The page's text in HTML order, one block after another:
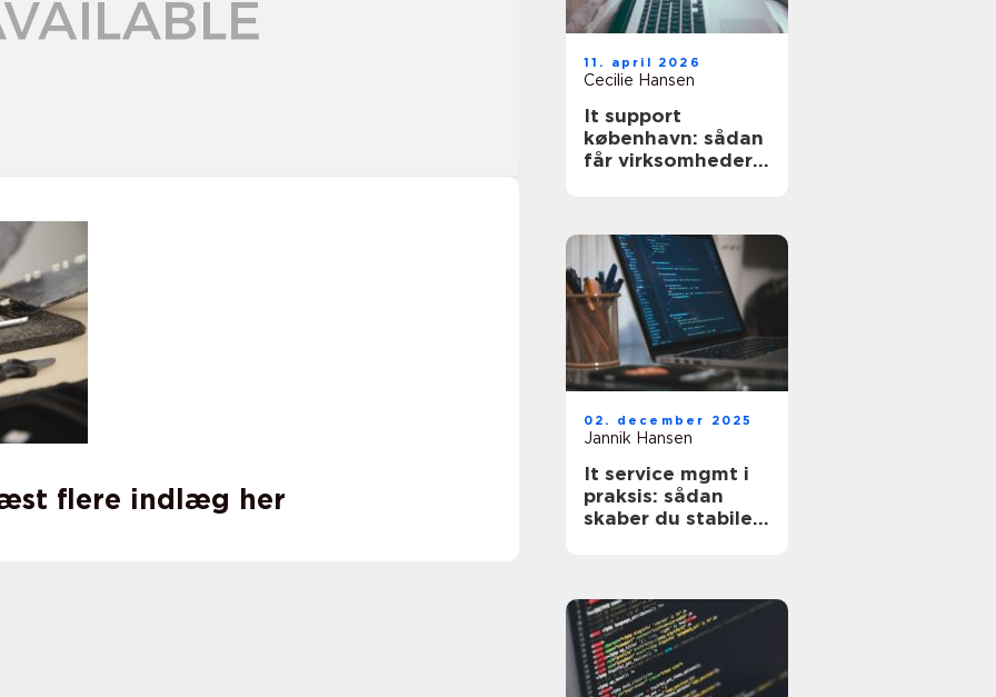
flere indlæg her
11. april 2026
Cecilie Hansen
It support
københavn: sådan
får virksomheder
02. december 2025
Jannik Hansen
It service mgmt i
praksis: sådan
skaber du stabile